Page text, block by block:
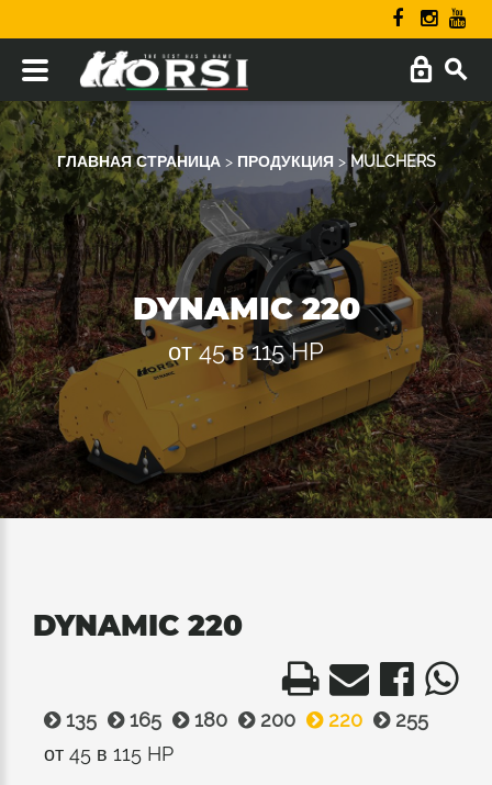
ГЛАВНАЯ СТРАНИЦА> ПРОДУКЦИЯ > MULCHERS
DYNAMIC 220
от 45 в 115 HP
DYNAMIC 220
135 165 180 200 220
255
от 45 в 115 HP